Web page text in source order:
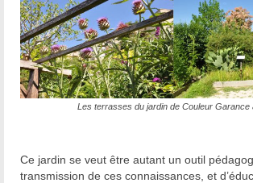
Les terrasses du jardin de Couleur Garance
Ce jardin se veut être autant un outil
transmission de ces connaissances, et